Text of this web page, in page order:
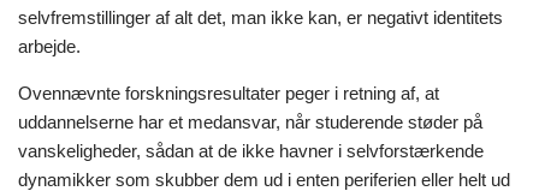
selvfremstillinger af alt det, man ikke kan, er negativt identitets
arbejde.
Ovennævnte forskningsresultater peger i retning af, at
uddannelserne har et medansvar, når studerende støder på
vanskeligheder, sådan at de ikke havner i selvforstærkende
dynamikker som skubber dem ud i enten periferien eller helt ud